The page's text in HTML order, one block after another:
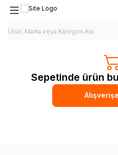
Sepetinde ürün